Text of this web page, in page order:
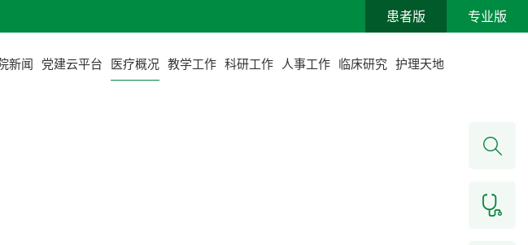
专业版
患者版
新闻 党建云平台 医疗概况 教学工作 科研工作 人事工作 临床研究 护理天地